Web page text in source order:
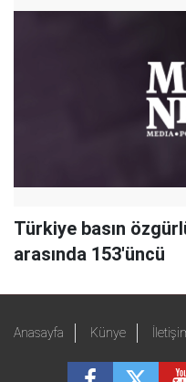
Türkiye basın
arasında 153'üncü
Anasayfa Künye